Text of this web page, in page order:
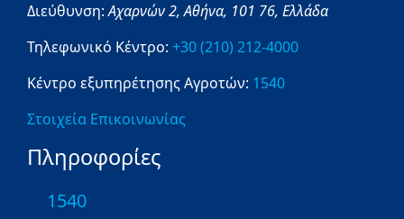
Διεύθυνση:Αχαρνών 2,Αθήνα, 101 76, Ελλάδα
Τηλεφωνικό Κέντρο: +30 (210) 212-4000
Κέντρο εξυπηρέτησης Αγροτών: 1540
Στοιχεία Επικοινωνίας
Πληροφορίες
1540